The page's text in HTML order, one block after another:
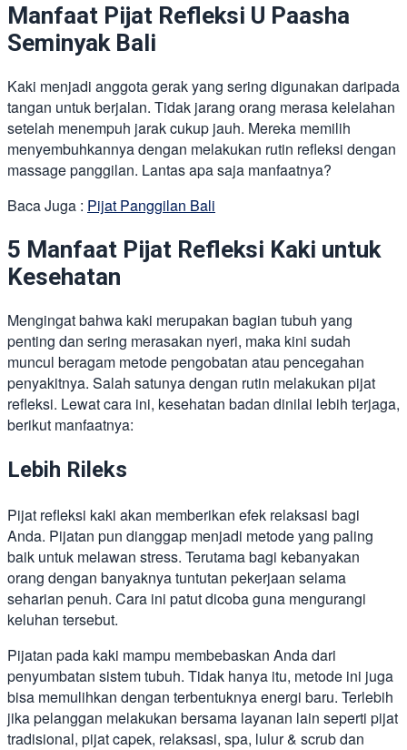
Manfaat Pijat Refleksi U Paasha
Seminyak Bali
Kaki menjadi anggota gerak yang sering digunakan daripada
tangan untuk berjalan. Tidak jarang orang merasa kelelahan
setelah menempuh jarak cukup jauh. Mereka memilih
menyembuhkannya dengan melakukan rutin refleksi dengan
massage panggilan. Lantas apa saja manfaatnya?
Baca Juga : Pijat Panggilan Bali
5 Manfaat Pijat Refleksi Kaki untuk
Kesehatan
Mengingat bahwa kaki merupakan bagian tubuh yang
penting dan sering merasakan nyeri, maka kini sudah
muncul beragam metode pengobatan atau pencegahan
penyakitnya. Salah satunya dengan rutin melakukan pijat
refleksi. Lewat cara ini, kesehatan badan dinilai lebih terjaga,
berikut manfaatnya:
Lebih Rileks
Pijat refleksi kaki akan memberikan efek relaksasi bagi
Anda. Pijatan pun dianggap menjadi metode yang paling
baik untuk melawan stress. Terutama bagi kebanyakan
orang dengan banyaknya tuntutan pekerjaan selama
seharian penuh. Cara ini patut dicoba guna mengurangi
keluhan tersebut.
Pijatan pada kaki mampu membebaskan Anda dari
penyumbatan sistem tubuh. Tidak hanya itu, metode ini juga
bisa memulihkan dengan terbentuknya energi baru. Terlebih
jika pelanggan melakukan bersama layanan lain seperti pijat
tradisional, pijat capek, relaksasi, spa, lulur & scrub dan